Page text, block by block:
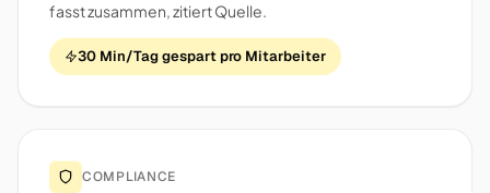
fasst zusammen, zitiert Quelle.
30 Min/Tag gespart pro Mitarbeiter
COMPLIANCE